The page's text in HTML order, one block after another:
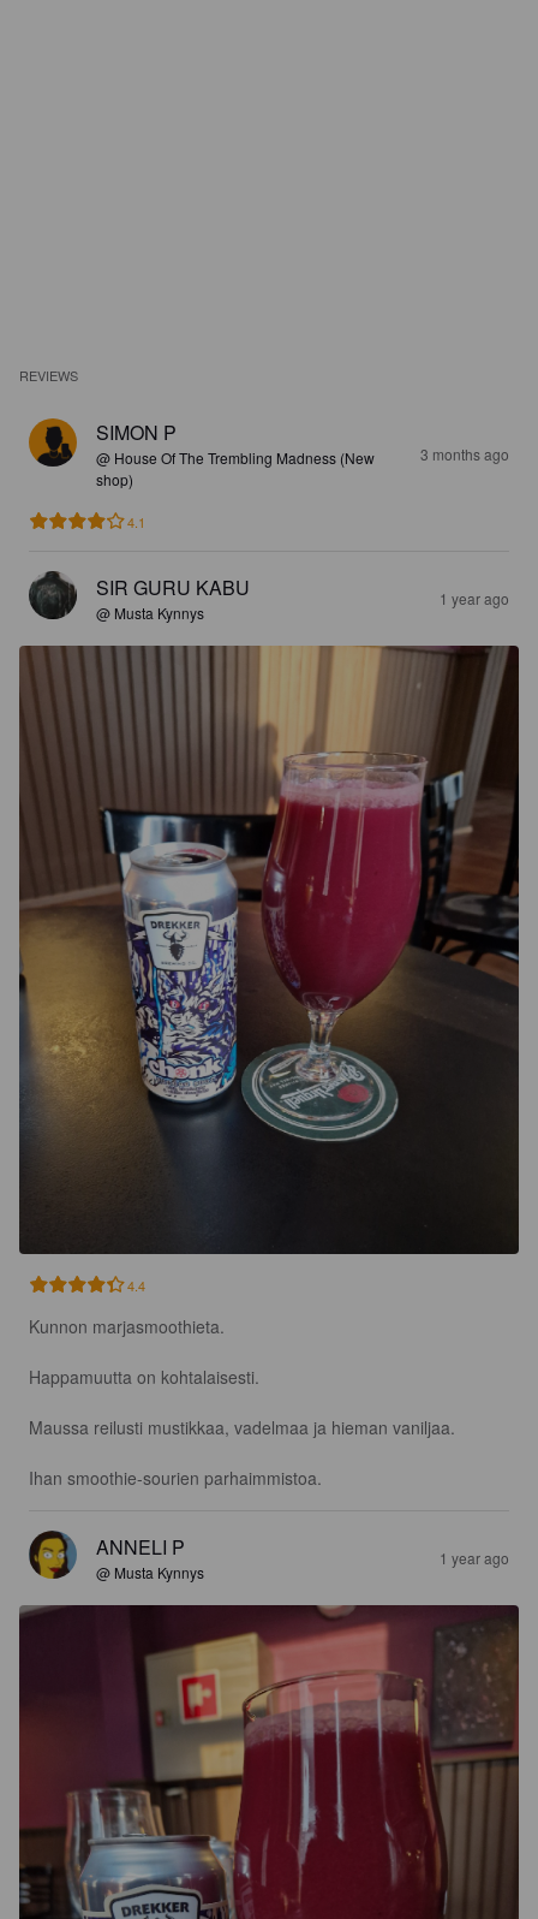
REVIEWS
SIMON P
@ House Of The Trembling Madness (New
shop)
3 months ago
4.1
SIR GURU KABU
@ Musta Kynnys
1 year ago
4.4
Kunnon marjasmoothieta.
Happamuutta on kohtalaisesti.
Maussa reilusti mustikkaa, vadelmaa ja hieman vaniljaa.
Ihan smoothie-sourien parhaimmistoa.
ANNELI P
@ Musta Kynnys
1 year ago